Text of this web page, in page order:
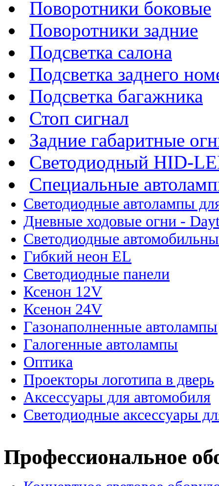
Поворотники боковые
Поворотники задние
Подсветка салона
Подсветка заднего
Подсветка багажника
Стоп сигнал
Задние габаритные
Светодиодный HID-
Специальные
Светодиодные автолампы
Дневные ходовые огни -
Светодиодные
Гибкий неон EL
Светодиодные панели
Ксенон 12V
Ксенон 24V
Газонаполненные автолампы
Галогенные автолампы
Оптика
Проекторы логотипа в дверь
Аксессуары для автомобиля
Светодиодные аксессуары
Профессиональное